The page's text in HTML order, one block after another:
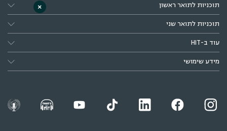
תוכניות לתואר ראשון
תוכניות לתואר שני
עוד ב-HIT
מידע שימושי
×